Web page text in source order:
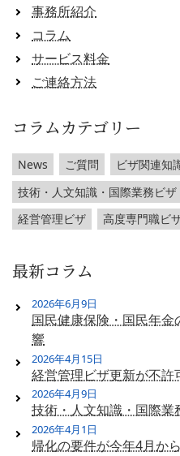
事務所紹介
コラム
サービス料金
ご連絡方法
コラムカテゴリー
News ご質問 ビザ関連知
技術・人文知識・国際業務ビザ
経営管理ビザ
高度専門職ビ
最新コラム
2026年6月9日
国民健康保険・国民年
響
2026年4月15日
経営管理ビザ更新が不許
2026年4月9日
技術・人文知識・国際業
2026年4月1日
帰化の要件が今年4月か